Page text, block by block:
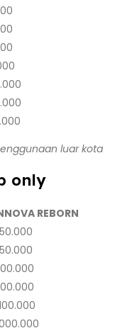
luar kota
only
REBORN